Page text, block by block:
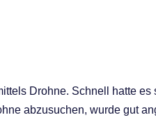
Drohne. Schnell hatte
abzusuchen, wurde gut